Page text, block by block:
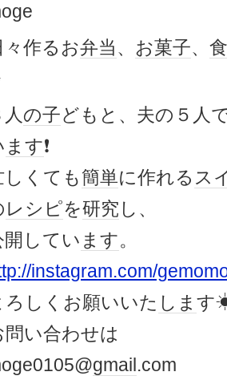
々作るお弁当、 お菓子、
人の子どもと、夫の５人
ます❗
しくても簡単に作れる ス
レシピを研究 し、
開してい ます。
instagram.com/
ろしくお願いいた しま す
問い合わせは
gmail .com